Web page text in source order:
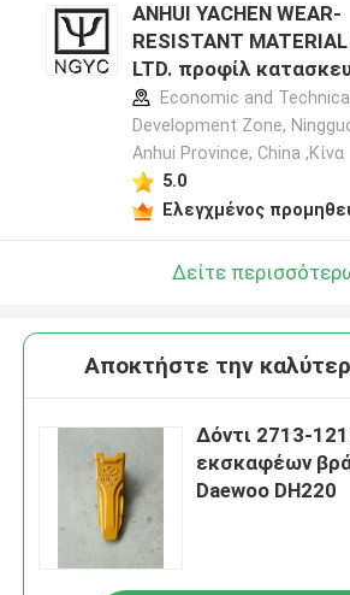
ANHUI YACHEN WEAR-
RESISTANT MATERIAL
LTD. προφίλ
Economic and Technical
Development Zone,
Anhui Province, China ,Κίνα
5.0
Ελεγχμένος
Δείτε
Αποκτήστε την
Δόντι 2713-
εκσκαφέων
Daewoo DH220